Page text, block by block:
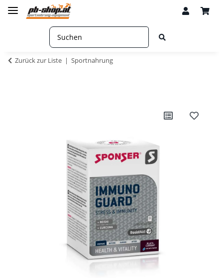
Zurück zur Liste Sportnahrung